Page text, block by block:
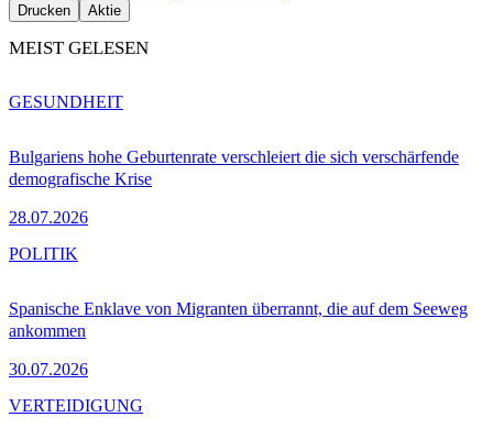
Drucken Aktie
MEIST GELESEN
Bulgariens hohe Geburtenrate verschleiert die sich verschärfende
demografische Krise
28.07.2026
GESUNDHEIT
Spanische Enklave von Migranten überrannt, die auf dem Seeweg
ankommen
30.07.2026
POLITIK
VERTEIDIGUNG